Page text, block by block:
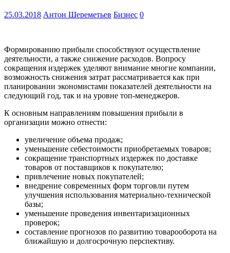
25.03.2018 Антон Шереметьев Бизнес 0
Формированию прибыли способствуют осуществление
деятельности, а также снижение расходов. Вопросу
сокращения издержек уделяют внимание многие компании,
возможность снижения затрат рассматривается как при
планировании экономистами показателей деятельности на
следующий год, так и на уровне топ-менеджеров.
К основным направлениям повышения прибыли в
организации можно отнести:
увеличение объема продаж;
уменьшение себестоимости приобретаемых товаров;
сокращение транспортных издержек по доставке
товаров от поставщиков к покупателю;
привлечение новых покупателей;
внедрение современных форм торговли путем
улучшения использования материально-технической
базы;
уменьшение проведения инвентаризационных
проверок;
составление прогнозов по развитию товарооборота на
ближайшую и долгосрочную перспективу.